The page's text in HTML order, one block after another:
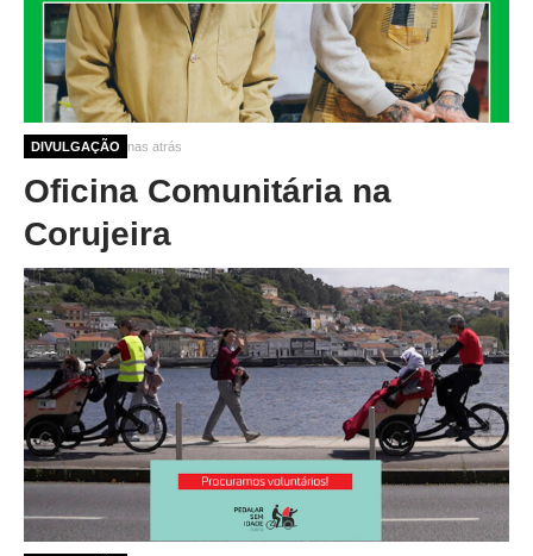
DIVULGAÇÃO
10 meses 3 semanas atrás
Oficina Comunitária na
Corujeira